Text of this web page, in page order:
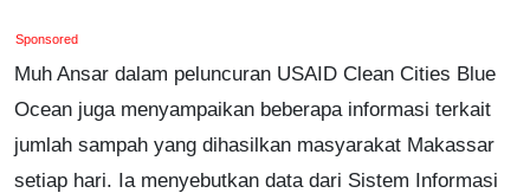
Sponsored
Muh Ansar dalam peluncuran USAID Clean Cities Blue
Ocean juga menyampaikan beberapa informasi terkait
jumlah sampah yang dihasilkan masyarakat Makassar
setiap hari. Ia menyebutkan data dari Sistem Informasi